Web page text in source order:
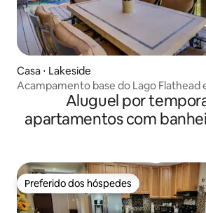
Casa ⋅ Lakeside
Acampamento base do Lago Flathead
para o lago!Aluguel por
apartamentos com
Preferido dos hóspedes
Preferido dos hóspedes